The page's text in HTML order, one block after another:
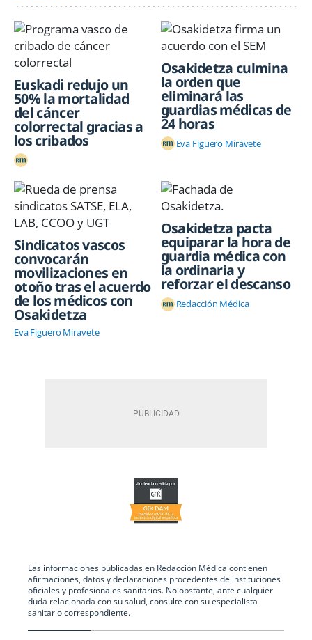
Euskadi redujo un
50% la mortalidad
del cáncer
colorrectal gracias a
los cribados
Osakidetza culmina
la orden que
eliminará las
guardias médicas de
24 horas
Eva Figuero Miravete
Sindicatos vascos
convocarán
movilizaciones en
otoño tras el acuerdo
de los médicos con
Osakidetza
Eva Figuero Miravete
Osakidetza pacta
equiparar la hora de
guardia médica con
la ordinaria y
reforzar el descanso
Redacción Médica
Las informaciones publicadas en Redacción Médica contienen
afirmaciones, datos y declaraciones procedentes de instituciones
oficiales y profesionales sanitarios. No obstante, ante cualquier
duda relacionada con su salud, consulte con su especialista
sanitario correspondiente.